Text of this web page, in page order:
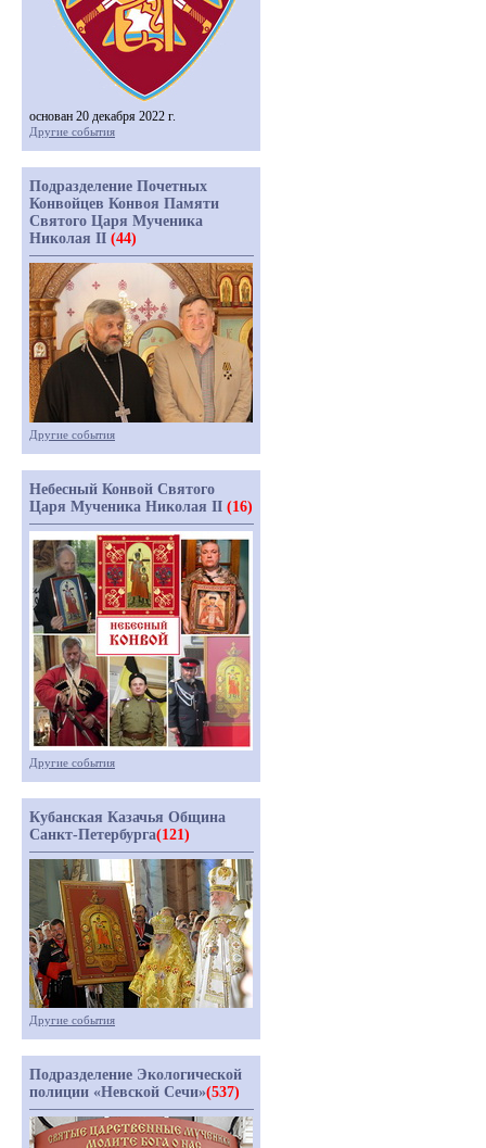
основан 20 декабря 2022 г.
Другие события
Подразделение Почетных
Конвойцев Конвоя Памяти
Святого Царя Мученика
Николая II (44)
Другие события
Небесный Конвой Святого
Царя Мученика Николая II (16)
Другие события
Кубанская Казачья Община
Санкт-Петербурга(121)
Другие события
Подразделение Экологической
полиции «Невской Сечи»(537)